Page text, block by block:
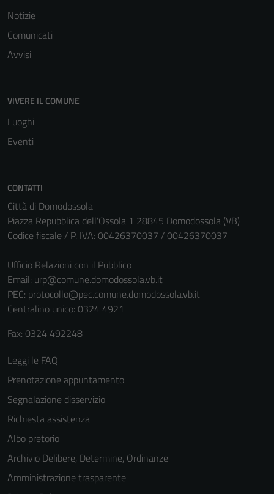
Notizie
Comunicati
Avvisi
VIVERE IL COMUNE
Luoghi
Eventi
CONTATTI
Città di Domodossola
Piazza Repubblica dell'Ossola 1 28845 Domodossola (VB)
Codice fiscale / P. IVA: 00426370037 / 00426370037
Ufficio Relazioni con il Pubblico
Email: urp@comune.domodossola.vb.it
PEC: protocollo@pec.comune.domodossola.vb.it
Centralino unico: 0324 4921
Fax: 0324 492248
Leggi le FAQ
Prenotazione appuntamento
Segnalazione disservizio
Richiesta assistenza
Albo pretorio
Archivio Delibere, Determine, Ordinanze
Amministrazione trasparente
disabilitati.